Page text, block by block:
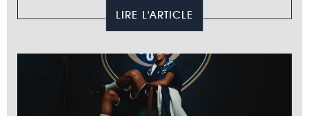
LIRE L'ARTICLE